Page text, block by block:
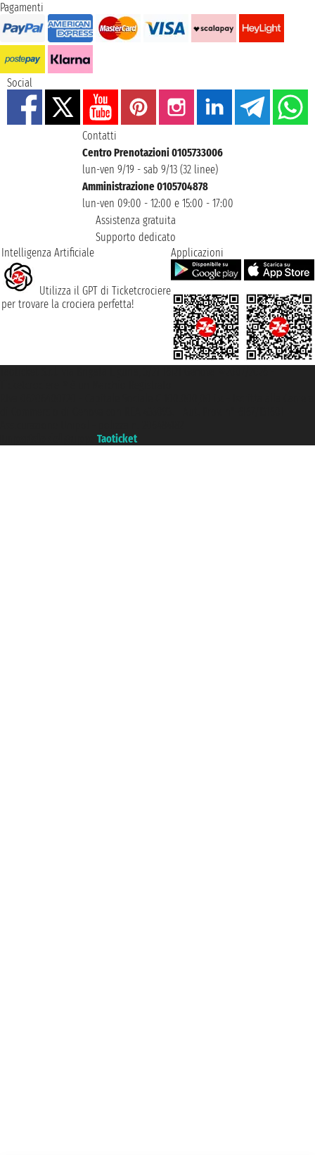
Pagamenti
Social
Contatti
Centro Prenotazioni 0105733006
lun-ven 9/19 - sab 9/13 (32 linee)
Amministrazione 0105704878
lun-ven 09:00 - 12:00 e 15:00 - 17:00
Assistenza gratuita
Supporto dedicato
Intelligenza Artificiale
Utilizza il GPT di Ticketcrociere
per trovare la crociera perfetta!
Applicazioni
Taoticket